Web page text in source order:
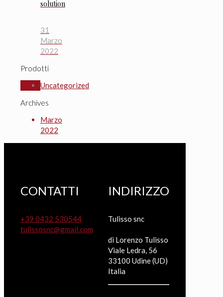
solution
31
Marzo
2022
Prodotti
Uncategorized
Archives
Marzo
2022
CONTATTI
+39 0432 530544
tulissosnc@gmail.com
INDIRIZZO
Tulisso snc
di Lorenzo Tulisso
Viale Ledra, 56
33100 Udine (UD)
Italia